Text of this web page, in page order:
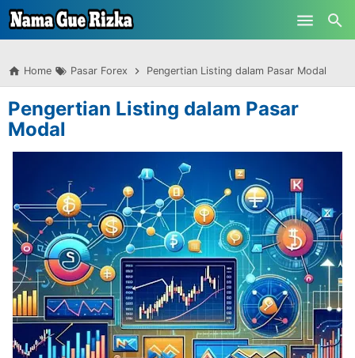
-->
Skip to main content
Home Pasar Forex Pengertian Listing dalam Pasar Modal
Pengertian Listing dalam Pasar
Modal